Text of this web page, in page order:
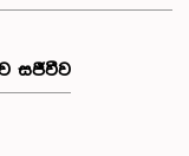
සජීවීව